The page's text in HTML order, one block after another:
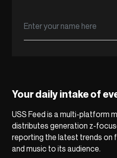
Your daily intake of
USS Feed is a multi-platform
distributes generation z-
reporting the latest trends on
and music to its audience.